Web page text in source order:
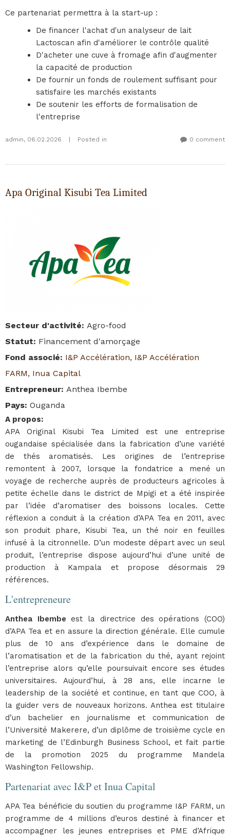
Ce partenariat permettra à la start-up :
De financer l'achat d'un analyseur de lait
Lactoscan afin d'améliorer le contrôle qualité
D'acheter une cuve à fromage afin d'augmenter
la capacité de production
De fournir un fonds de roulement suffisant pour
satisfaire les marchés existants
De soutenir les efforts de formalisation de
l'entreprise
admin, 06.02.2026 Posted in 0 comment
Apa Original Kisubi Tea Limited
Secteur d'activité: Agro-food
Statut: Financement d'amorçage
Fond associé: I&P Accélération, I&P Accélération
FARM, Inua Capital
Entrepreneur: Anthea Ibembe
Pays: Ouganda
A propos:
APA Original Kisubi Tea Limited est une entreprise
ougandaise spécialisée dans la fabrication d’une variété
de thés aromatisés. Les origines de l’entreprise
remontent à 2007, lorsque la fondatrice a mené un
voyage de recherche auprès de producteurs agricoles à
petite échelle dans le district de Mpigi et a été inspirée
par l’idée d’aromatiser des boissons locales. Cette
réflexion a conduit à la création d’APA Tea en 2011, avec
son produit phare, Kisubi Tea, un thé noir en feuilles
infusé à la citronnelle. D’un modeste départ avec un seul
produit, l’entreprise dispose aujourd’hui d’une unité de
production à Kampala et propose désormais 29
références.
L'entrepreneure
Anthea Ibembe est la directrice des opérations (COO)
d’APA Tea et en assure la direction générale. Elle cumule
plus de 10 ans d’expérience dans le domaine de
l’aromatisation et de la fabrication du thé, ayant rejoint
l’entreprise alors qu’elle poursuivait encore ses études
universitaires. Aujourd’hui, à 28 ans, elle incarne le
leadership de la société et continue, en tant que COO, à
la guider vers de nouveaux horizons. Anthea est titulaire
d’un bachelier en journalisme et communication de
l’Université Makerere, d’un diplôme de troisième cycle en
marketing de l’Edinburgh Business School, et fait partie
de la promotion 2025 du programme Mandela
Washington Fellowship.
Partenariat avec I&P et Inua Capital
APA Tea bénéficie du soutien du programme I&P FARM, un
programme de 4 millions d’euros destiné à financer et
accompagner les jeunes entreprises et PME d’Afrique